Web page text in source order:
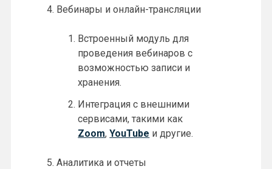
Вебинары и онлайн-трансляции
Встроенный модуль для
проведения вебинаров с
возможностью записи и
хранения.
Интеграция с внешними
сервисами, такими как
Zoom,YouTube и другие.
Аналитика и отчеты